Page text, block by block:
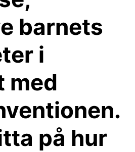
barnets
i
med
på hur